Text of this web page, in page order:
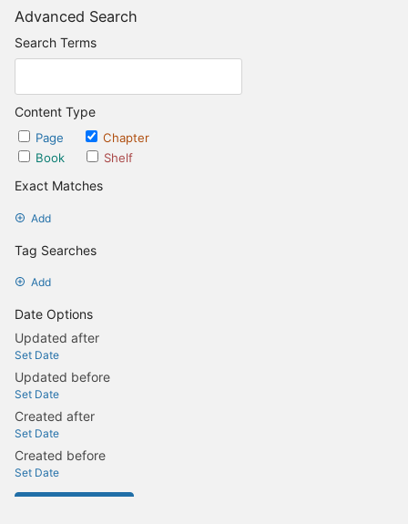
Advanced Search
Search Terms
Content Type
Page
Chapter
Book
Shelf
Exact Matches
Add
Tag Searches
Add
Date Options
Updated after
Set Date
Updated before
Set Date
Created after
Set Date
Created before
Set Date